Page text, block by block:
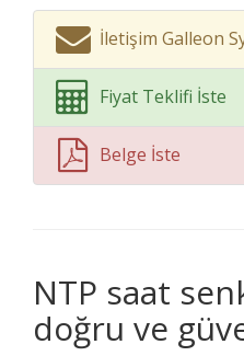
İletişim Galleon
Fiyat Teklifi İste
Belge İste
NTP saat
doğru ve